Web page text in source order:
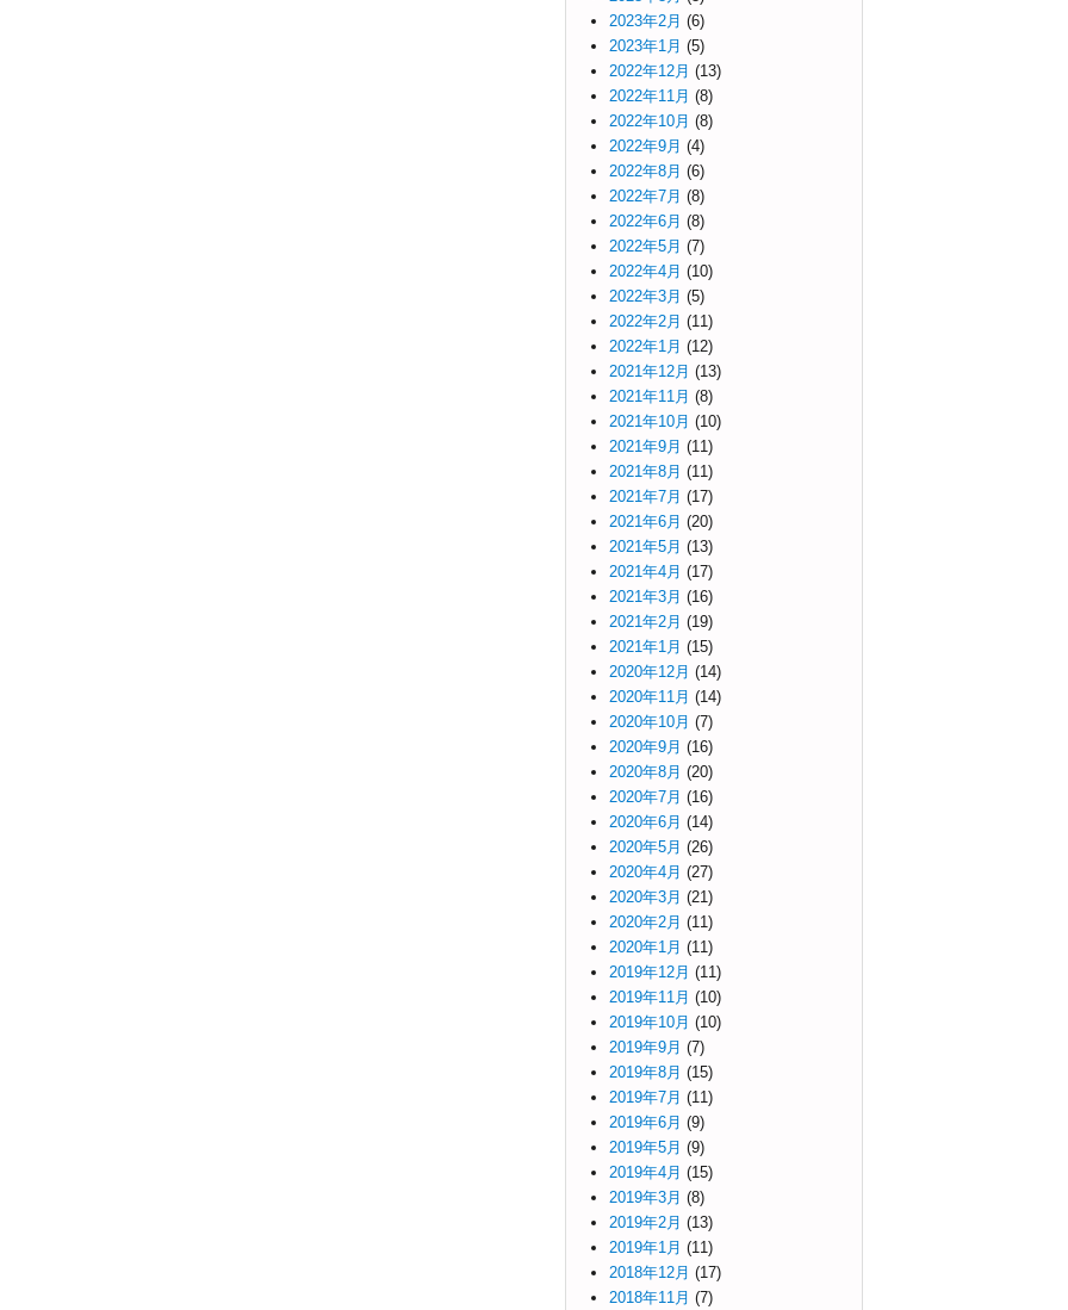
2023年2月 (6)
2023年1月 (5)
2022年12月 (13)
2022年11月 (8)
2022年10月 (8)
2022年9月 (4)
2022年8月 (6)
2022年7月 (8)
2022年6月 (8)
2022年5月 (7)
2022年4月 (10)
2022年3月 (5)
2022年2月 (11)
2022年1月 (12)
2021年12月 (13)
2021年11月 (8)
2021年10月 (10)
2021年9月 (11)
2021年8月 (11)
2021年7月 (17)
2021年6月 (20)
2021年5月 (13)
2021年4月 (17)
2021年3月 (16)
2021年2月 (19)
2021年1月 (15)
2020年12月 (14)
2020年11月 (14)
2020年10月 (7)
2020年9月 (16)
2020年8月 (20)
2020年7月 (16)
2020年6月 (14)
2020年5月 (26)
2020年4月 (27)
2020年3月 (21)
2020年2月 (11)
2020年1月 (11)
2019年12月 (11)
2019年11月 (10)
2019年10月 (10)
2019年9月 (7)
2019年8月 (15)
2019年7月 (11)
2019年6月 (9)
2019年5月 (9)
2019年4月 (15)
2019年3月 (8)
2019年2月 (13)
2019年1月 (11)
2018年12月 (17)
2018年11月 (7)